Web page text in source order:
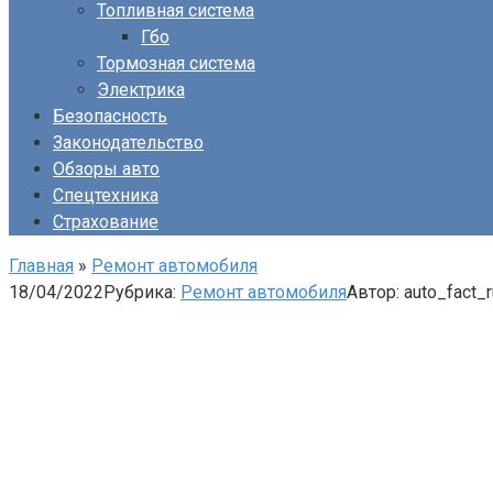
Топливная система
Гбо
Тормозная система
Электрика
Безопасность
Законодательство
Обзоры авто
Спецтехника
Страхование
Главная » Ремонт автомобиля
18/04/2022Рубрика: Ремонт автомобиляАвтор: